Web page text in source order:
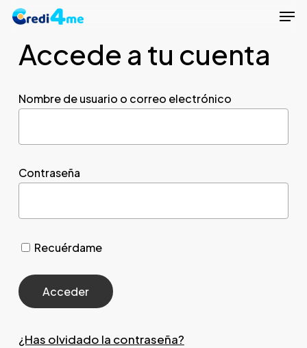
Skip
mainAccede a tu cuenta
Nombre de usuario o correo electrónico
Contraseña
Recuérdame
¿Has olvidado la contraseña?